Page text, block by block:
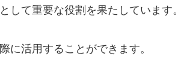
して重要な役割を果たしています。
に活用することができます。